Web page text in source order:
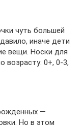
чуть большей
иначе дети
вещи. Носки для
возрасту: 0+, 0-3,
—
Но в этом